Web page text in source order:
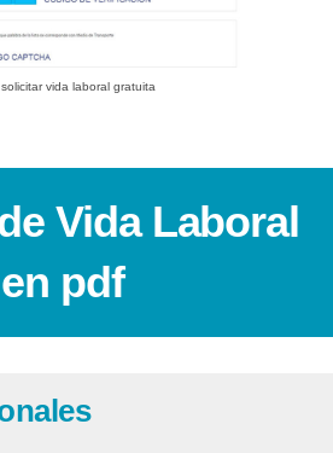
vida laboral gratuita
Vida Laboral
en pdf